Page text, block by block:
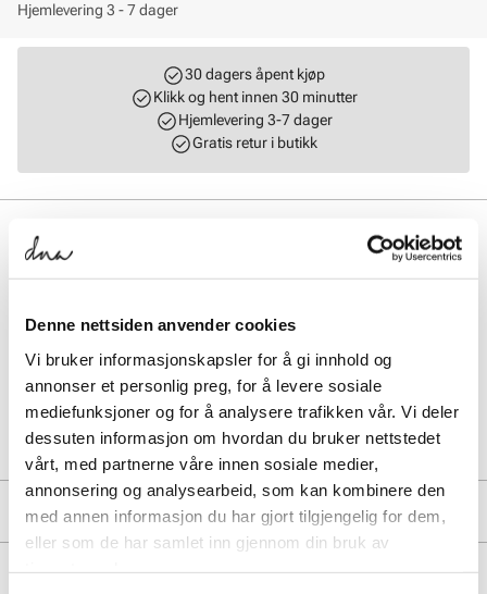
Denne nettsiden anvender cookies
Vi bruker informasjonskapsler for å gi innhold og
annonser et personlig preg, for å levere sosiale
mediefunksjoner og for å analysere trafikken vår. Vi deler
dessuten informasjon om hvordan du bruker nettstedet
vårt, med partnerne våre innen sosiale medier,
annonsering og analysearbeid, som kan kombinere den
med annen informasjon du har gjort tilgjengelig for dem,
eller som de har samlet inn gjennom din bruk av
Hjemlevering 3 - 7 dager
30 dagers åpent kjøp
Klikk og hent innen 30 minutter
Hjemlevering 3-7 dager
Gratis retur i butikk
BESKRIVELSE
Et stilrent belte i robust skinn med en elegant logospenne som gir et
cognac på den ene siden og tidløst sort på den andre. Perfekt for
hverdags- og penantrekk. Størrelsen på belte er 104 cm.
Art. nr.93543407
Lev. art. nr8980
PRODUKTDETALJER
MERKE